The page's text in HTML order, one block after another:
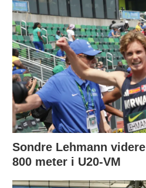
Sondre Lehmann
800 meter i U20-VM